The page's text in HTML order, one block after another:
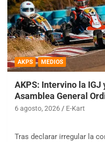
AKPS MEDIOS
AKPS: Intervino la
Asamblea General
6 agosto, 2026 E-Kart
Tras declarar irregular la